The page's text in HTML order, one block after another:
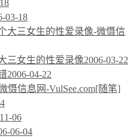
03-18
三女生的性爱录像2006-03-22
2006-04-22
[随笔]
06
06-04